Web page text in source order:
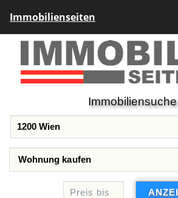
Immobilienseiten
Immobiliensuche